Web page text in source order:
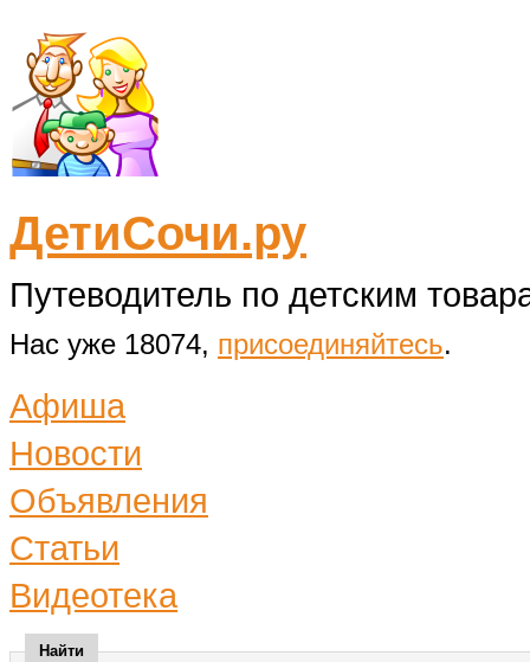
ДетиСочи.ру
Путеводитель по детским
Нас уже 18074, присоединяйтесь.
Афиша
Новости
Объявления
Статьи
Видеотека
Найти